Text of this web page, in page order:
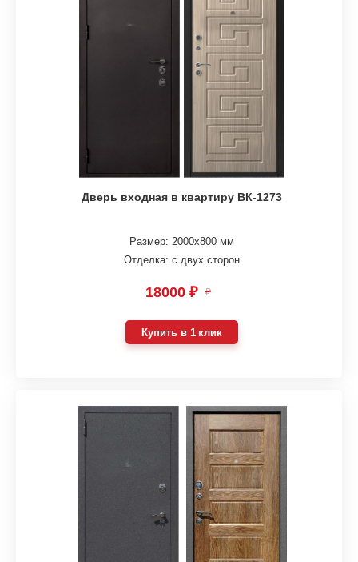
Дверь входная в квартиру ВК-1273
Размер: 2000х800 мм
Отделка: с двух сторон
18000 ₽ ₽
Купить в 1 клик